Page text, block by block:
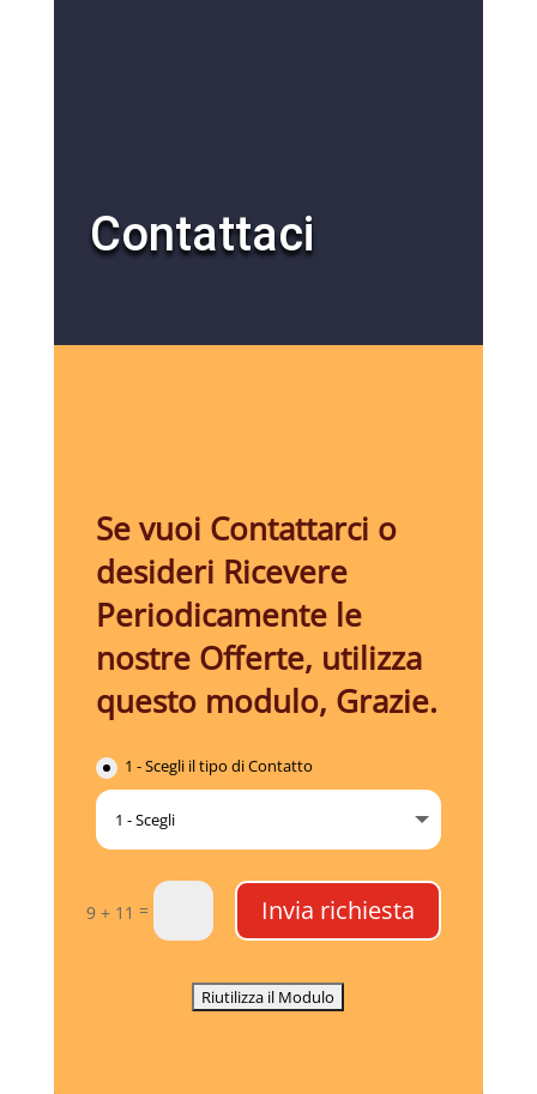
Contattaci
Se vuoi Contattarci o
desideri Ricevere
Periodicamente le
nostre Offerte, utilizza
questo modulo, Grazie.
1 - Scegli il tipo di Contatto
9 + 11 = Invia richiesta